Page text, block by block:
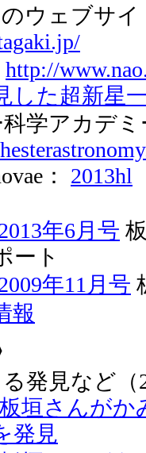
ウェブサイ
http://
した超新星
学アカデミ
： 2013hl
年6月号
ート
年11月号
報
発見など（
板垣さんがか
発見